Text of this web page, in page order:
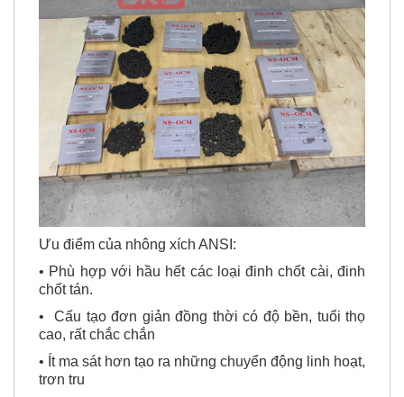
Ưu điểm của nhông xích ANSI:
• Phù hợp với hầu hết các loại đinh chốt cài, đinh
chốt tán.
• Cấu tạo đơn giản đồng thời có độ bền, tuổi thọ
cao, rất chắc chắn
• Ít ma sát hơn tạo ra những chuyển động linh hoạt,
trơn tru